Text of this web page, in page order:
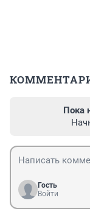
Пока
Гость
Войти